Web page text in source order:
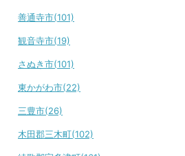
善通寺市(101)
観音寺市(19)
さぬき市(101)
東かがわ市(22)
三豊市(26)
木田郡三木町(102)